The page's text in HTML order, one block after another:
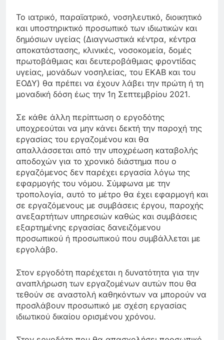
Το ιατρικό, παραϊατρικό, νοσηλευτικό, διοικητικό
και υποστηρικτικό προσωπικό των ιδιωτικών και
δημόσιων υγείας (Διαγνωστικά κέντρα, κέντρα
αποκατάστασης, κλινικές, νοσοκομεία, δομές
πρωτοβάθμιας και δευτεροβάθμιας φροντίδας
υγείας, μονάδων νοσηλείας, του ΕΚΑΒ και του
ΕΟΔΥ) θα πρέπει να έχουν λάβει την πρώτη ή τη
μοναδική δόση έως την 1η Σεπτεμβρίου 2021.
Σε κάθε άλλη περίπτωση ο εργοδότης
υποχρεούται να μην κάνει δεκτή την παροχή της
εργασίας του εργαζομένου και θα
απαλλάσσεται από την υποχρέωση καταβολής
αποδοχών για το χρονικό διάστημα που ο
εργαζόμενος δεν παρέχει εργασία λόγω της
εφαρμογής του νόμου. Σύμφωνα με την
τροπολογία, αυτό το μέτρο θα έχει εφαρμογή και
σε εργαζόμενους με συμβάσεις έργου, παροχής
ανεξαρτήτων υπηρεσιών καθώς και συμβάσεις
εξαρτημένης εργασίας δανειζόμενου
προσωπικού ή προσωπικού που συμβάλλεται με
εργολάβο.
Στον εργοδότη παρέχεται η δυνατότητα για την
αναπλήρωση των εργαζομένων αυτών που θα
τεθούν σε αναστολή καθηκόντων να μπορούν να
προσλάβουν προσωπικό με σχέση εργασίας
ιδιωτικού δικαίου ορισμένου χρόνου.